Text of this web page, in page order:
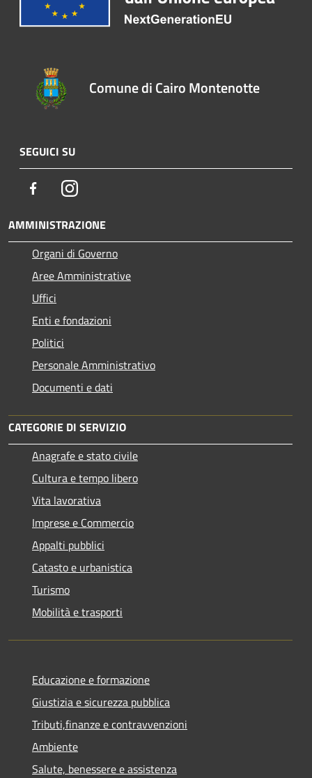
Comune di Cairo Montenotte
SEGUICI SU
FacebookInstagram
AMMINISTRAZIONE
Organi di Governo
Aree Amministrative
Uffici
Enti e fondazioni
Politici
Personale Amministrativo
Documenti e dati
CATEGORIE DI SERVIZIO
Anagrafe e stato civile
Cultura e tempo libero
Vita lavorativa
Imprese e Commercio
Appalti pubblici
Catasto e urbanistica
Turismo
Mobilità e trasporti
Educazione e formazione
Giustizia e sicurezza pubblica
Tributi,finanze e contravvenzioni
Ambiente
Salute, benessere e assistenza